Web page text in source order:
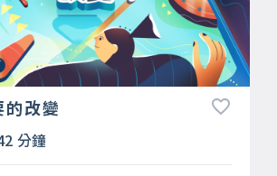
的改變
分鐘